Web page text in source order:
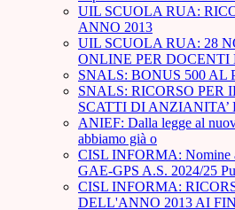
UIL SCUOLA RUA:
ANNO 2013
UIL SCUOLA RUA: 28
ONLINE PER DOCENTI
SNALS: BONUS 500 AL
SNALS: RICORSO PER
SCATTI DI ANZIANITA’
ANIEF: Dalla legge al
abbiamo già o
CISL INFORMA: Nomine
GAE-GPS A.S. 2024/25
CISL INFORMA:
DELL'ANNO 2013 AI